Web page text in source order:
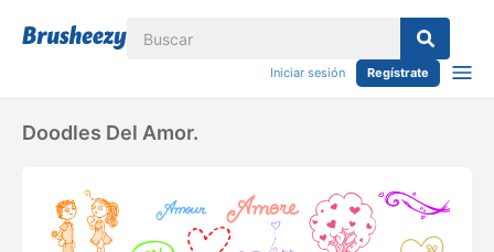
Iniciar sesión Regístrate
Doodles Del Amor.